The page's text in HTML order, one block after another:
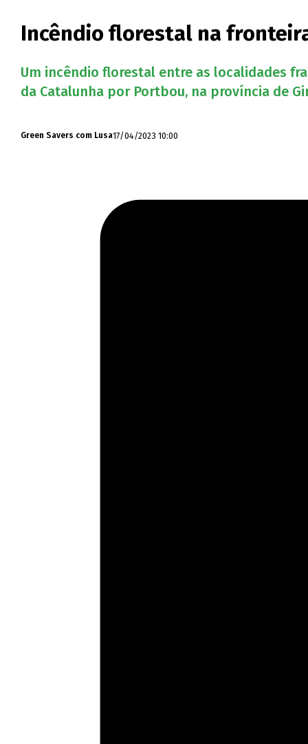
Incêndio florestal na
Um incêndio florestal entre as localidades
da Catalunha por Portbou, na província de
Green Savers com Lusa17/04/2023 10:00